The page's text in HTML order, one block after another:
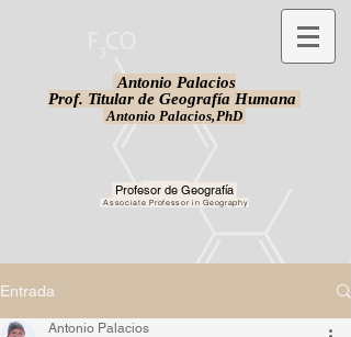
Antonio Palacios
Prof. Titular de Geografía Humana
Antonio Palacios,PhD
Profesor de Geografía
Associate Professor in Geography
Entrada
Antonio Palacios